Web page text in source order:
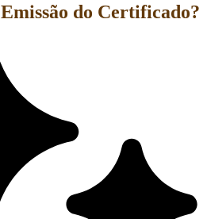
Emissão do Certificado?